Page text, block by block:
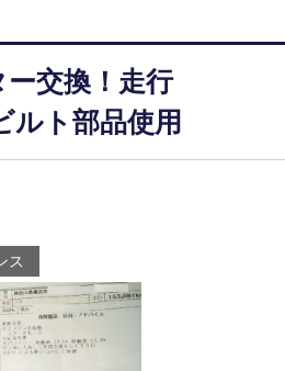
交換！走行
ルト部品使用
ス